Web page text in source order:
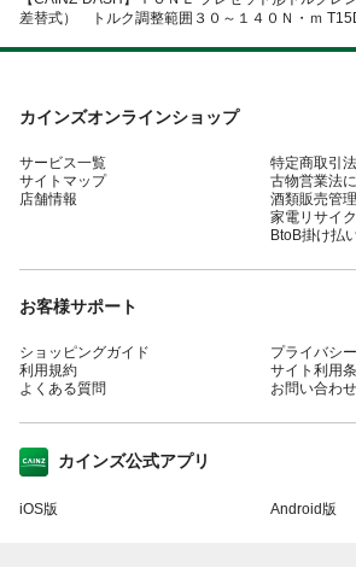
差替式） トルク調整範囲３０～１４０Ｎ・ｍ
カインズオンラインショップ
サービス一覧
サイトマップ
店舗情報
特定商取引
古物営業法
酒類販売管
家電リサイ
BtoB掛け払
お客様サポート
ショッピングガイド
利用規約
よくある質問
プライバシ
サイト利用
お問い合わせ
カインズ公式アプリ
iOS版 Android版